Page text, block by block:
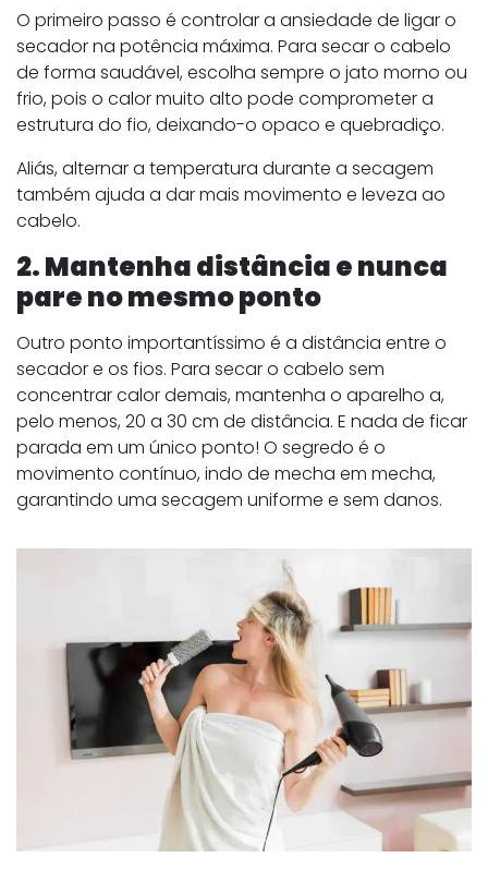
O primeiro passo é controlar a ansiedade de ligar o
secador na potência máxima. Para secar o cabelo
de forma saudável, escolha sempre o jato morno ou
frio, pois o calor muito alto pode comprometer a
estrutura do fio, deixando-o opaco e quebradiço.
Aliás, alternar a temperatura durante a secagem
também ajuda a dar mais movimento e leveza ao
cabelo.
2. Mantenha distância e nunca
pare no mesmo ponto
Outro ponto importantíssimo é a distância entre o
secador e os fios. Para secar o cabelo sem
concentrar calor demais, mantenha o aparelho a,
pelo menos, 20 a 30 cm de distância. E nada de ficar
parada em um único ponto! O segredo é o
movimento contínuo, indo de mecha em mecha,
garantindo uma secagem uniforme e sem danos.